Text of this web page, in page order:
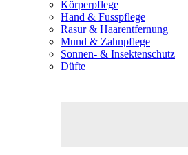
Körperpflege
Hand & Fusspflege
Rasur & Haarentfernung
Mund & Zahnpflege
Sonnen- & Insektenschutz
Düfte